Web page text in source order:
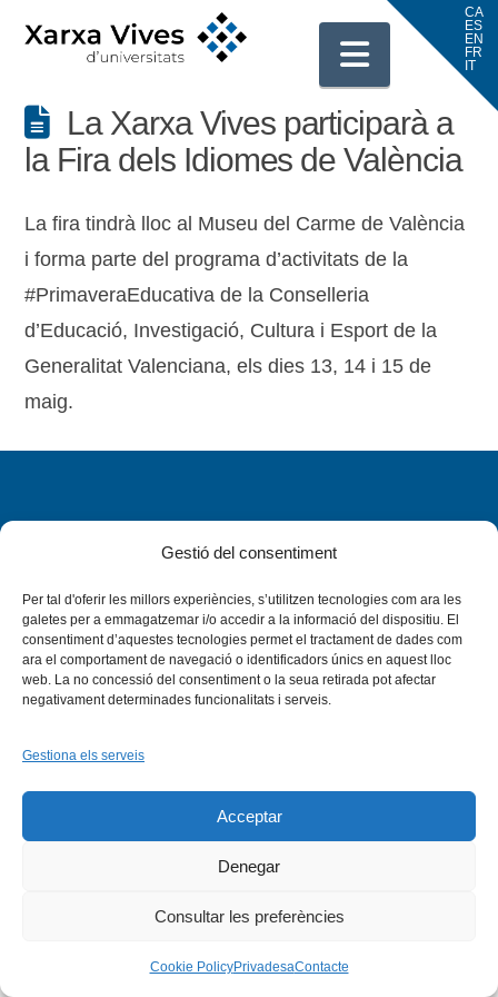
Gestió del consentiment
Per tal d'oferir les millors experiències, s’utilitzen tecnologies com ara les
galetes per a emmagatzemar i/o accedir a la informació del dispositiu. El
consentiment d’aquestes tecnologies permet el tractament de dades com
ara el comportament de navegació o identificadors únics en aquest lloc
web. La no concessió del consentiment o la seua retirada pot afectar
negativament determinades funcionalitats i serveis.
Gestiona els serveis
Acceptar
Denegar
Consultar les preferències
Cookie PolicyPrivadesaContacte
La Xarxa Vives participarà a
la Fira dels Idiomes de València
La fira tindrà lloc al Museu del Carme de València
i forma parte del programa d’activitats de la
#PrimaveraEducativa de la Conselleria
d’Educació, Investigació, Cultura i Esport de la
Generalitat Valenciana, els dies 13, 14 i 15 de
maig.
Facebook
X BlueskyTiktok LinkedIn
Instagram
Flickr
INICI QUI SOM
PROGRAMES
DESENVOLUPAMENT SOSTENIBLE
TRANSPARÈNCIA
Copyright © 2026 -